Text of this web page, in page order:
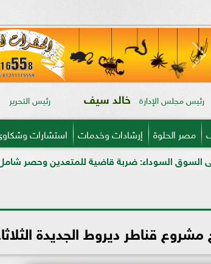
رئيس مجلس الإدارة خالد سيف رئيس التحرير
مصر الحلوة إرشادات وخدمات استشارات
ضربة قاضية للمتعدين وحصر شامل لمنظومة
قناطر ديروط الجديدة